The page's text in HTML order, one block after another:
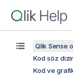
Qlik Sense
Kod söz
Kod ve